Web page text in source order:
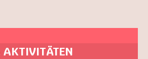
AKTIVITÄTEN